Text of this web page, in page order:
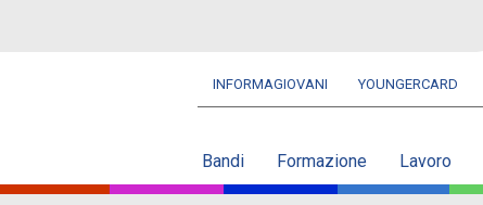
Navbar
INFORMAGIOVANI YOUNGERCARD
Bandi Formazione Lavoro